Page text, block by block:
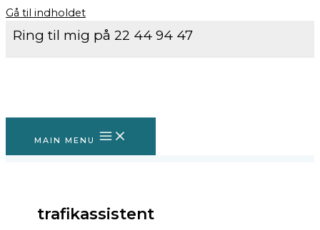
Gå til indholdet
Ring til mig på 22 44 94 47
MAIN MENU
trafikassistent